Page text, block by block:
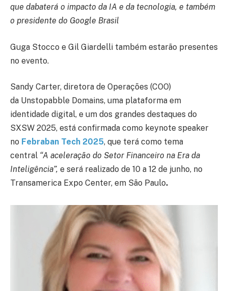
que dabaterá o impacto da IA e da tecnologia, e também
o presidente do Google Brasil
Guga Stocco e Gil Giardelli também estarão presentes
no evento.
Sandy Carter, diretora de Operações (COO)
da Unstopabble Domains, uma plataforma em
identidade digital, e um dos grandes destaques do
SXSW 2025, está confirmada como keynote speaker
no Febraban Tech 2025, que terá como tema
central “A aceleração do Setor Financeiro na Era da
Inteligência”, e será realizado de 10 a 12 de junho, no
Transamerica Expo Center, em São Paulo.